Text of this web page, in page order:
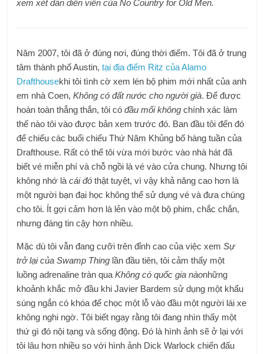
xem xét dàn diễn viên của No Country for Old Men.
Năm 2007, tôi đã ở đúng nơi, đúng thời điểm. Tôi đã ở trung
tâm thành phố Austin,tại địa điểm Ritz của Alamo
Drafthousekhi tôi tình cờ xem lén bộ phim mới nhất của anh
em nhà Coen,Không có đất nước cho người già. Để được
hoàn toàn thẳng thắn, tôi cóđầu mối không chính xác làm
thế nào tôi vào được bản xem trước đó. Ban đầu tôi đến đó
để chiếu các buổi chiếu Thứ Năm Khủng bố hàng tuần của
Drafthouse. Rất có thể tôi vừa mới bước vào nhà hát đã
biết vé miễn phí và chỗ ngồi là vé vào cửa chung. Nhưng tôi
không nhớ làcái đó thật tuyệt, vì vậy khả năng cao hơn là
một người bạn đại học không thể sử dụng vé và đưa chúng
cho tôi. Ít gợi cảm hơn là lẻn vào một bộ phim, chắc chắn,
nhưng đáng tin cậy hơn nhiều.
Mặc dù tôi vẫn đang cưỡi trên đỉnh cao của việc xemSự
trở lại của Swamp Thing lần đầu tiên, tôi cảm thấy một
luồng adrenaline tràn quaKhông có quốc gia nàonhững
khoảnh khắc mở đầu khi Javier Bardem sử dụng một khẩu
súng ngắn có khóa để chọc một lỗ vào đầu một người lái xe
không nghi ngờ. Tôi biết ngay rằng tôi đang nhìn thấy một
thứ gì đó nội tạng và sống động. Đó là hình ảnh sẽ ở lại với
tôi lâu hơn nhiều so với hình ảnh Dick Warlock chiến đấu